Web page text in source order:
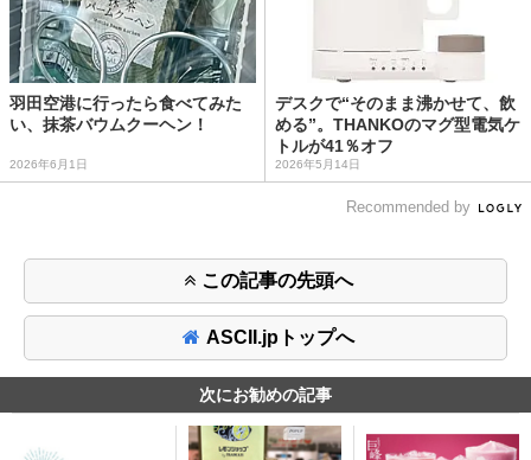
羽田空港に行ったら食べてみた
い、抹茶バウムクーヘン！
2026年6月1日
デスクで“そのまま沸かせて、飲
める”。THANKOのマグ型電気ケ
トルが41％オフ
2026年5月14日
Recommended by
この記事の先頭へ
ASCII.jpトップへ
次にお勧めの記事